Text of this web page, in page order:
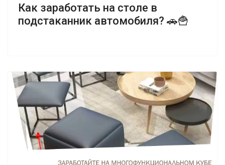
Как заработать на столе в
подстаканник автомобиля? 🚗🍟